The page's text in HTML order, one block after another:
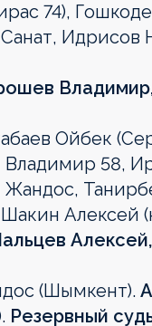
74),
Идрисов
Ойбек
58,
Алексей
(Шымкент).
Резервный